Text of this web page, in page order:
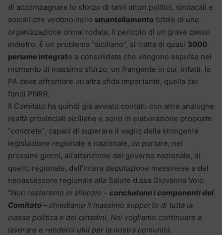
di accompagnare lo sforzo di tanti attori politici, sindacali e
sociali che vedono nello smantellamento totale di una
organizzazione ormai rodata, il pericolo di un grave passo
indietro. È un problema “siciliano”, si tratta di quasi 3000
persone integrate e consolidate che vengono espulse nel
momento di massimo sforzo, un frangente in cui, infatti, la
PA deve affrontare un’altra sfida importante, quella dei
fondi PNRR.
Il Comitato ha quindi già avviato contatti con altre analoghe
realtà provinciali siciliane e sono in elaborazione proposte
“concrete”, capaci di superare il vaglio della stringente
legislazione regionale e nazionale, da portare, nei
prossimi giorni, all’attenzione del governo nazionale, di
quello regionale, dell’intera deputazione messinese e del
neoassessore regionale alla Salute d.ssa Giovanna Volo.
“Non resteremo in silenzio – concludono i componenti del
Comitato – chiediamo il massimo supporto di tutta la
classe politica e dei cittadini, Noi vogliamo continuare a
lavorare e renderci utili per la nostra comunità